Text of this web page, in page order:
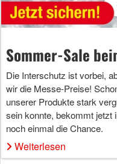
Sommer-Sale
Die Interschutz ist vorbei,
wir die Messe-Preise!
unserer Produkte stark
sein konnte, bekommt jetzt
noch einmal die Chance.
Weiterlesen